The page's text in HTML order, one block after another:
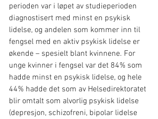
perioden var i løpet av studieperioden
diagnostisert med minst en psykisk
lidelse, og andelen som kommer inn til
fengsel med en aktiv psykisk lidelse er
økende – spesielt blant kvinnene. For
unge kvinner i fengsel var det 84% som
hadde minst en psykisk lidelse, og hele
44% hadde det som av Helsedirektoratet
blir omtalt som alvorlig psykisk lidelse
(depresjon, schizofreni, bipolar lidelse